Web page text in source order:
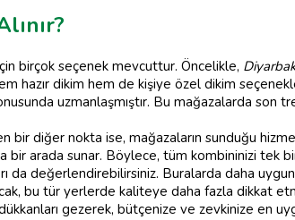
birçok seçenek mevcuttur. Öncelikle,
hazır dikim hem de kişiye özel dikim
uzmanlaşmıştır. Bu mağazalarda son
diğer nokta ise, mağazaların sunduğu
bir arada sunar. Böylece, tüm kombininizi tek
da değerlendirebilirsiniz. Buralarda daha
bu tür yerlerde kaliteye daha fazla dikkat
gezerek, bütçenize ve zevkinize en